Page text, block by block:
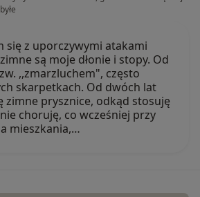
się z uporczywymi atakami
są moje dłonie i stopy. Od
,,zmarzluchem", często
skarpetkach. Od dwóch lat
zimne prysznice, odkąd stosuję
choruję, co wcześniej przy
mieszkania,…